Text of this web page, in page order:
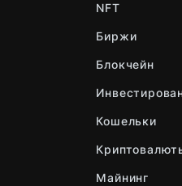
NFT
Биржи
Блокчейн
Кошельки
Майнинг